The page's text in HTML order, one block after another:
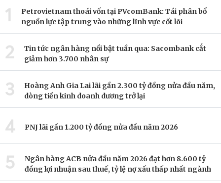
1
Petrovietnam thoái vốn tại PVcomBank: Tái phân bổ
nguồn lực tập trung vào những lĩnh vực cốt lõi
2
Tin tức ngân hàng nổi bật tuần qua: Sacombank cắt
giảm hơn 3.700 nhân sự
3
Hoàng Anh Gia Lai lãi gần 2.300 tỷ đồng nửa đầu năm,
dòng tiền kinh doanh dương trở lại
4 PNJ lãi gần 1.200 tỷ đồng nửa đầu năm 2026
5
Ngân hàng ACB nửa đầu năm 2026 đạt hơn 8.600 tỷ
đồng lợi nhuận sau thuế, tỷ lệ nợ xấu thấp nhất ngành